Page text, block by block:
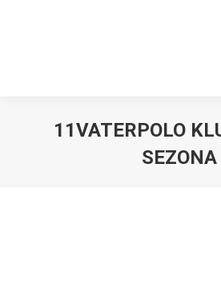
11VATERPOLO
SEZONA